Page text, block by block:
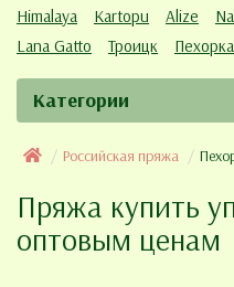
Himalaya Kartopu Alize
Lana Gatto
Троицк Пехорка
Категории
Российская пряжа
Пряжа купить
оптовым ценам